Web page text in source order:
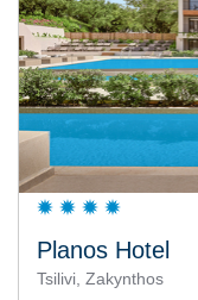
Planos Hotel
Tsilivi, Zakynthos